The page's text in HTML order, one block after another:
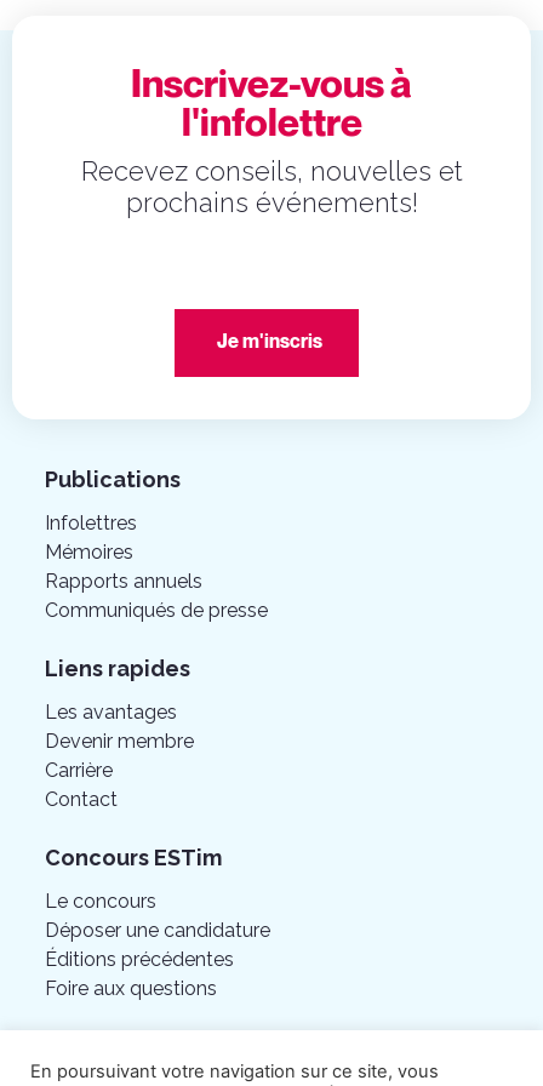
Inscrivez-vous à
l'infolettre
Recevez conseils, nouvelles et
prochains événements!
Je m'inscris
Publications
Infolettres
Mémoires
Rapports annuels
Communiqués de presse
Liens rapides
Les avantages
Devenir membre
Carrière
Contact
Concours ESTim
Le concours
Déposer une candidature
Éditions précédentes
Foire aux questions
En poursuivant votre navigation sur ce site, vous